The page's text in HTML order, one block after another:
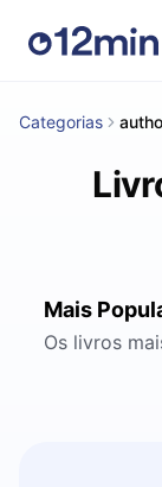
Categorias
Mais
Os livros